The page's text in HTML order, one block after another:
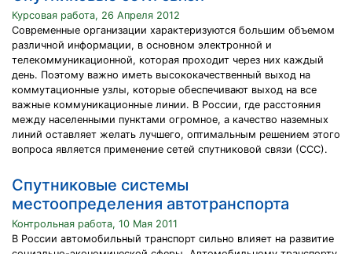
Курсовая работа, 26 Апреля 2012
Современные организации характеризуются большим объемом
различной информации, в основном электронной и
телекоммуникационной, которая проходит через них каждый
день. Поэтому важно иметь высококачественный выход на
коммутационные узлы, которые обеспечивают выход на все
важные коммуникационные линии. В России, где расстояния
между населенными пунктами огромное, а качество наземных
линий оставляет желать лучшего, оптимальным решением этого
вопроса является применение сетей спутниковой связи (ССС).
Спутниковые системы
местоопределения автотранспорта
Контрольная работа, 10 Мая 2011
В России автомобильный транспорт сильно влияет на развитие